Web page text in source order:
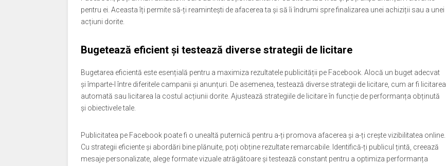
pentru ei. Aceasta îți permite să-ți reamintești de afacerea ta și să îi îndrumi spre finalizarea unei achiziții sau a unei
acțiuni dorite.
Bugetează eficient și testează diverse strategii de licitare
Bugetarea eficientă este esențială pentru a maximiza rezultatele publicității pe Facebook. Alocă un buget adecvat
și împarte-l între diferitele campanii și anunțuri. De asemenea, testează diverse strategii de licitare, cum ar fi licitarea
automată sau licitarea la costul acțiunii dorite. Ajustează strategiile de licitare în funcție de performanța obținută
și obiectivele tale.
Publicitatea pe Facebook poate fi o unealtă puternică pentru a-ți promova afacerea și a-ți crește vizibilitatea online.
Cu strategii eficiente și abordări bine plănuite, poți obține rezultate remarcabile. Identifică-ți publicul țintă, creează
mesaje personalizate, alege formate vizuale atrăgătoare și testează constant pentru a optimiza performanța